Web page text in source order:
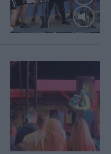
Loaded